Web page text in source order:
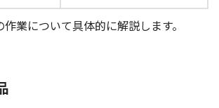
業について具体的に解説します。